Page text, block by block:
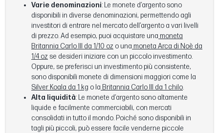
Varie denominazioni: Le monete d’argento sono
disponibili in diverse denominazioni, permettendo agli
investitori di entrare nel mercato dell’argento a vari livelli
di prezzo. Ad esempio, puoi acquistare una moneta
Britannia Carlo III da 1/10 oz o una moneta Arca di Noè da
1/4 oz se desideri iniziare con un piccolo investimento.
Oppure, se preferisci un investimento più consistente,
sono disponibili monete di dimensioni maggiori come la
Silver Koala da 1 kg o la Britannia Carlo III da 1 chilo.
Alta liquidità: Le monete d’argento sono altamente
liquide e facilmente commerciabili, con mercati
consolidati in tutto il mondo. Poiché sono disponibili in
tagli più piccoli, può essere facile venderne piccole